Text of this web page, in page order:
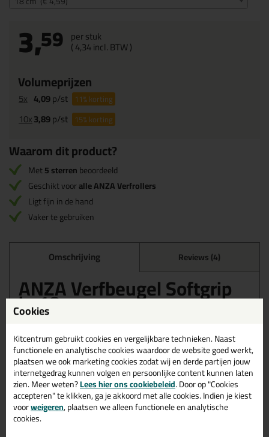
3,59 per stuk
(4,34incl. BTW )
Volumeprijzen
5x 4,09p/st 11%korting
10x3,89p/st 15%korting
Waarom dit product?
Met5 sterrenbeoordeeld
Geschikt vooralle ANZA Verfrollers
Ligt fijn in de hand
Vaker te gebruiken
Omschrijving Reviews (4)
ANZA Verfbeugel Softgrip
in 18 cm
Bestel de ANZA Verfbeugel Softgrip in 18 cm vandaag nog!
Wil je meer weten over de toepassing en kenmerken van dit
product?Lees alles over dit product >
Gerelateerde producten
Cookies
Kitcentrum gebruikt cookies en vergelijkbare technieken. Naast
functionele en analytische cookies waardoor de website goed werkt,
plaatsen we ook marketing cookies zodat wij en derde partijen jouw
internetgedrag kunnen volgen en persoonlijke content kunnen laten
zien. Meer weten?Lees hier ons cookiebeleid. Door op "Cookies
accepteren" te klikken, ga je akkoord met alle cookies. Indien je kiest
voorweigeren, plaatsen we alleen functionele en analytische
cookies.